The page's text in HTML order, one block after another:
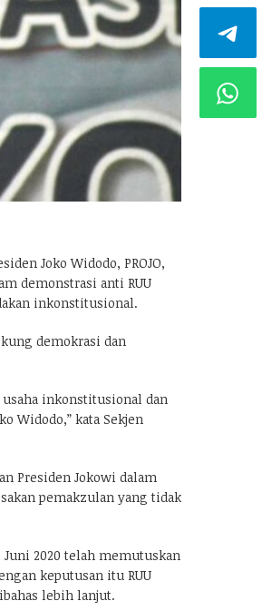
Joko Widodo, PROJO,
demonstrasi anti RUU
inkonstitusional.
demokrasi dan
usaha inkonstitusional dan
Widodo,” kata Sekjen
Presiden Jokowi dalam
pemakzulan yang tidak
Juni 2020 telah memutuskan
keputusan itu RUU
lebih lanjut.